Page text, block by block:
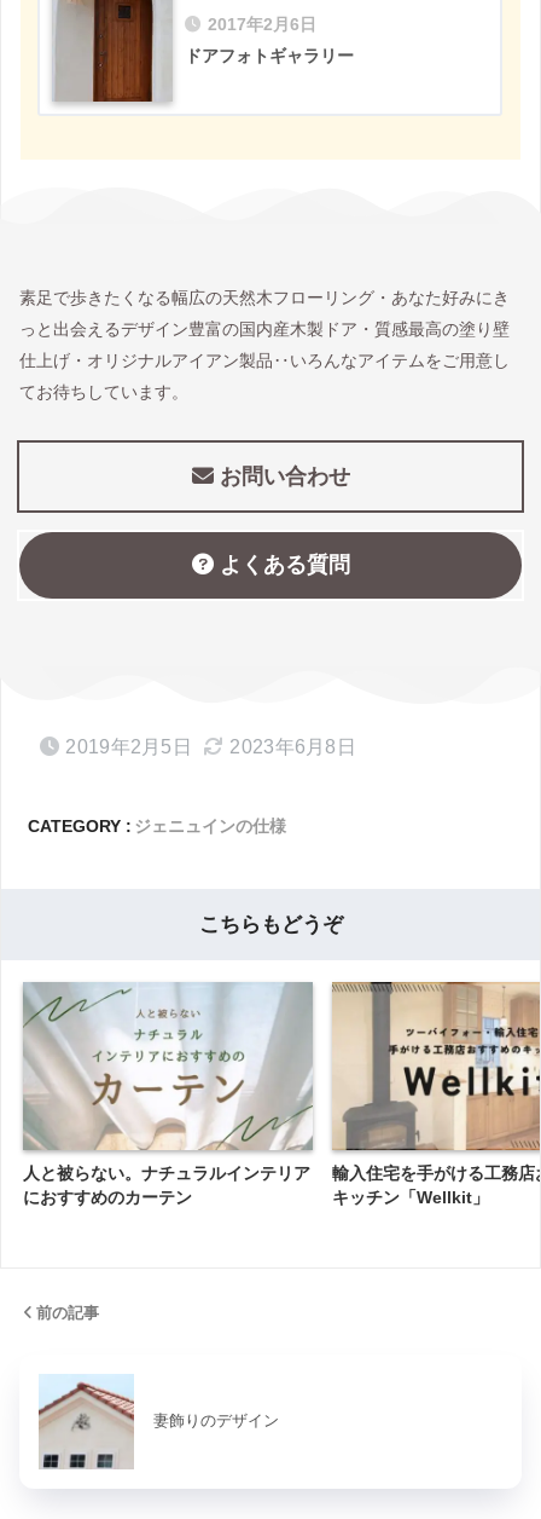
2017年2月6日
ドアフォトギャラリー
素足で歩きたくなる幅広の天然木フローリング・あなた好みにき
っと出会えるデザイン豊富の国内産木製ドア・質感最高の塗り壁
仕上げ・オリジナルアイアン製品‥いろんなアイテムをご用意し
てお待ちしています。
お問い合わせ
よくある質問
2019年2月5日 2023年6月8日
CATEGORY : ジェニュインの仕様
こちらもどうぞ
人と被らない。ナチュラルインテリア
におすすめのカーテン
輸入住宅を手がける工務店
キッチン「Wellkit」
前の記事
妻飾りのデザイン